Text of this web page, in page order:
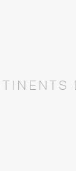
TI N E NTS